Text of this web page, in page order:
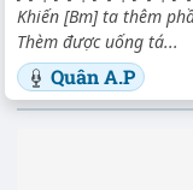
Khiến [Bm] ta thêm
Thèm được uống tá...
Quân A.P